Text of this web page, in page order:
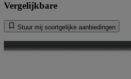
Vergelijkbare
Stuur mij soortgelijke aanbiedingen